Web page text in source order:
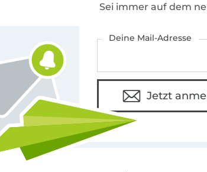
Sei immer auf dem
Deine Mail-Adresse
Jetzt